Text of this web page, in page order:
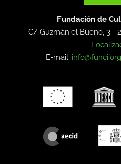
Fundación de
C/ Guzmán el Bueno, 3 -
E-mail: info@funci.org